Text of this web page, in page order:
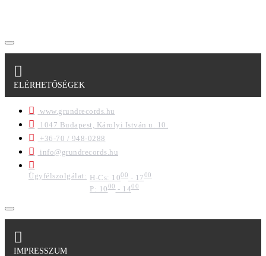
ELÉRHETŐSÉGEK
www.grundrecords.hu
1047 Budapest, Károlyi István u. 10.
+36-70 / 948-0288
info@grundrecords.hu
Ügyfélszolgálat: H-Cs: 1000 - 1700
P: 1000- 1400
IMPRESSZUM